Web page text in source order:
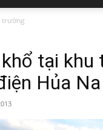
trường
tại khu
Hủa Na